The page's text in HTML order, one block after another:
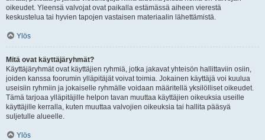
oikeudet. Yleensä valvojat ovat paikalla estämässä aiheen vierestä
keskustelua tai hyvien tapojen vastaisen materiaalin lähettämistä.
Ylös
Mitä ovat käyttäjäryhmät?
Käyttäjäryhmät ovat käyttäjien ryhmiä, jotka jakavat yhteisön hallittaviin osiin,
joiden kanssa foorumin ylläpitäjät voivat toimia. Jokainen käyttäjä voi kuulua
useisiin ryhmiin ja jokaiselle ryhmälle voidaan määritellä yksilölliset oikeudet.
Tämä tarjoaa ylläpitäjille helpon tavan muuttaa käyttäjien oikeuksia useille
käyttäjille kerralla, kuten muuttaa valvojien oikeuksia tai hallita pääsyä
suljetulle alueelle.
Ylös